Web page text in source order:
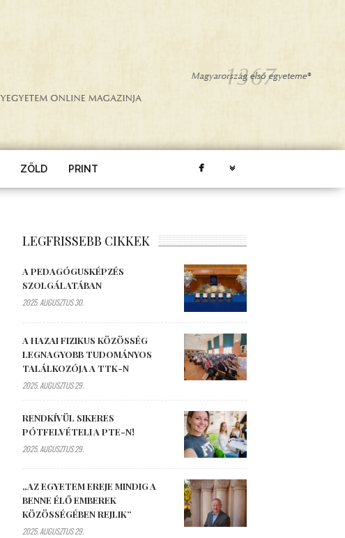
ZÖLD PRINT
LEGFRISSEBB CIKKEK
A PEDAGÓGUSKÉPZÉS
SZOLGÁLATÁBAN
2025. AUGUSZTUS 30.
A HAZAI FIZIKUS KÖZÖSSÉG
LEGNAGYOBB TUDOMÁNYOS
TALÁLKOZÓJA A TTK-N
2025. AUGUSZTUS 29.
RENDKÍVÜL SIKERES
PÓTFELVÉTELI A PTE-N!
2025. AUGUSZTUS 29.
„AZ EGYETEM EREJE MINDIG A
BENNE ÉLŐ EMBEREK
KÖZÖSSÉGÉBEN REJLIK”
2025. AUGUSZTUS 29.